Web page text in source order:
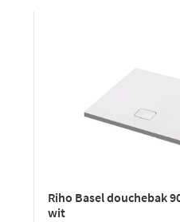
Riho Basel douchebak
wit